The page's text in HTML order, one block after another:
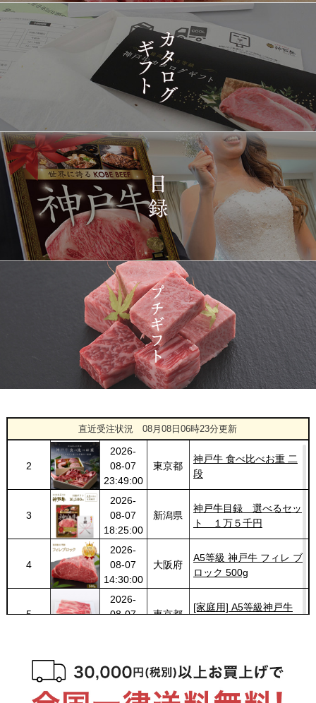
直近受注状況08月08日06時23分更新
1421
2026-
03-15
14:10:00
[訳あり][家庭用] A5等級
神戸牛 フィレステーキ
1422
2026-
14:10:00
兵庫県
[家庭用] A5等級神戸牛
シャトーブリアンステー
キ 150ｇ(1枚)
2026-
12:23:00
東京都
神戸牛ギフトセット 1万
5千円 焼肉（肩ロース・
プレミアムもも）650g
1424
2026-
03-15
08:48:00
神戸牛カタログギフト
１万円
1425
2026-
03-14
22:21:00
大分県
神戸牛 食べ比べお重 二
段
2026-
03-14
20:55:00
大阪府
神戸牛目録 選べるセッ
ト １万円 2個セット
2026-
03-14
20:48:00
神奈川
県
[訳あり][家庭用] A5等級
神戸牛 サーロインステー
キ 200g
2026-
03-14
18:00:00
福岡県
神戸牛カタログギフト
１万円
1
08-08
02:17:00
愛知県
等級神戸牛 焼肉・BBQ
セット (500g・1kg・
1.5kg)
2
2026-
08-07
23:49:00
東京都
神戸牛 食べ比べお重 二
段
3
2026-
08-07
18:25:00
新潟県
神戸牛目録 選べるセッ
ト １万５千円
4
2026-
08-07
14:30:00
大阪府
A5等級 神戸牛 フィレ ブ
ロック 500g
5
2026-
08-07
東京都
[家庭用] A5等級神戸牛
08-07
10:54:00
兵庫県
円 ステーキ・ハンバーグ
ンバーグ150ｇ×4個）
2026-